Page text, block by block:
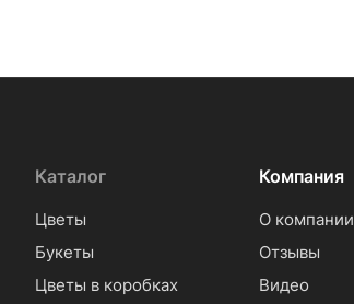
Каталог
Цветы
Букеты
Цветы в коробках
Компания
О компании
Отзывы
Видео